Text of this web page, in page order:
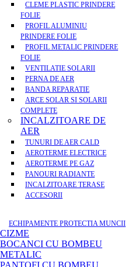
CLEME PLASTIC PRINDERE
FOLIE
PROFIL ALUMINIU
PRINDERE FOLIE
PROFIL METALIC PRINDERE
FOLIE
VENTILATIE SOLARII
PERNA DE AER
BANDA REPARATIE
ARCE SOLAR SI SOLARII
COMPLETE
INCALZITOARE DE
AER
TUNURI DE AER CALD
AEROTERME ELECTRICE
AEROTERME PE GAZ
PANOURI RADIANTE
INCALZITOARE TERASE
ACCESORII
ECHIPAMENTE PROTECTIA MUNCII
CIZME
BOCANCI CU BOMBEU
METALIC
PANTOFI CU BOMBEU